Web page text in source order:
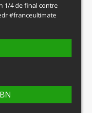
1/4 de final contre
#franceultimate